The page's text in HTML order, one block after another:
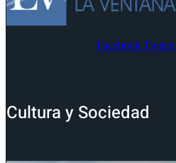
Facebook Twitter
Cultura y Sociedad